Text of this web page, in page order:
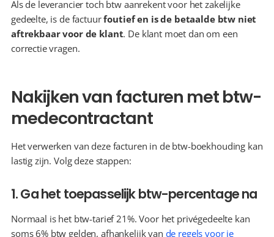
Als de leverancier toch btw aanrekent voor het zakelijke
gedeelte, is de factuur foutief en is de betaalde btw niet
aftrekbaar voor de klant. De klant moet dan om een
correctie vragen.
Nakijken van facturen met btw-
medecontractant
Het verwerken van deze facturen in de btw-boekhouding kan
lastig zijn. Volg deze stappen:
1. Ga het toepasselijk btw-percentage na
Normaal is het btw-tarief 21%. Voor het privégedeelte kan
soms 6% btw gelden, afhankelijk van de regels voor je